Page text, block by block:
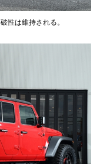
性は維持される。